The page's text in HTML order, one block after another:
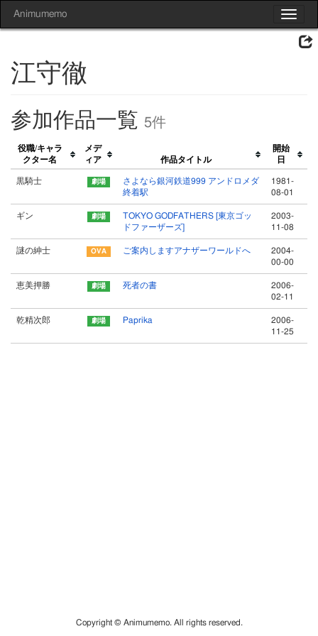
Toggle
Animumemo
江守徹
参加作品一覧 5件
役職/キャラ
クター名
メデ
ィア
作品タイトル
開始
日
黒騎士
さよなら銀河鉄道999 アンドロメダ
終着駅
1981-
08-01
ギン
TOKYO GODFATHERS [東京ゴッ
ドファーザーズ]
2003-
11-08
謎の紳士 ご案内しますアナザーワールドへ
2004-
00-00
恵美押勝 死者の書
2006-
02-11
乾精次郎 Paprika
2006-
11-25
Copyright © Animumemo. All rights reserved.